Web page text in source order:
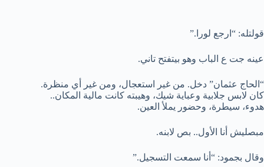
قولتله: “ارجع لورا.”
عينه جت ع الباب وهو بيتفتح تاني.
“الحاج عثمان” دخل. من غير استعجال، ومن غير أي منظرة.
كان لابس جلابية وعباية شيك، وهيبته كانت مالية المكان..
هدوء، سيطرة، وحضور يملأ العين.
مبصليش أنا الأول.. بص لابنه.
وقال بجمود: “أنا سمعت التسجيل.”